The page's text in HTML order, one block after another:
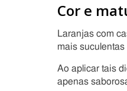
Cor e
Laranjas com
mais suculentas
Ao aplicar tais
apenas